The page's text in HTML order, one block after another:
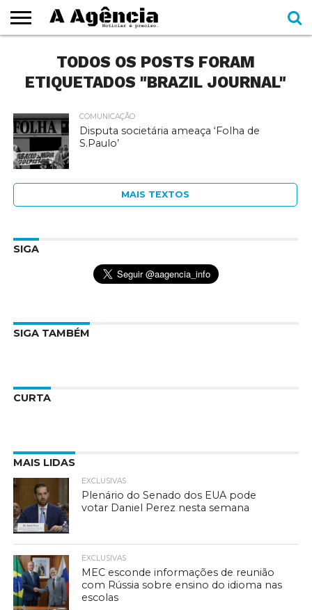
CADERNOS
SEÇÕES
ESPECIAIS
COMO
AJUDAR
CONTATOTODOS OS POSTS FORAM
ETIQUETADOS "BRAZIL JOURNAL"
COMUNICAÇÃO
Disputa societária ameaça ‘Folha de
S.Paulo’
MAIS TEXTOS
SIGA
SIGA TAMBÉM
CURTA
MAIS LIDAS
EXCLUSIVAS
Plenário do Senado dos EUA pode
votar Daniel Perez nesta semana
EXCLUSIVAS
MEC esconde informações de reunião
com Rússia sobre ensino do idioma nas
escolas